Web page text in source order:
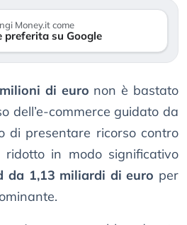
Money.it come
preferita su Google
di euro non è bastato
dell’e-commerce guidato da
di presentare ricorso contro
in modo significativo
da 1,13 miliardi di euro per